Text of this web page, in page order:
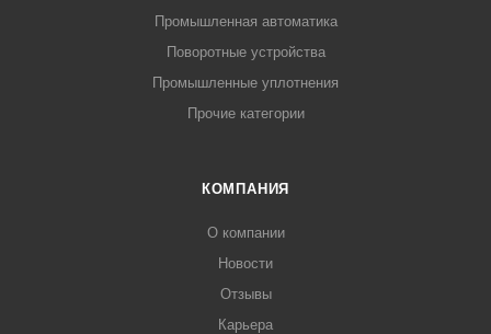
Промышленная автоматика
Поворотные устройства
Промышленные уплотнения
Прочие категории
КОМПАНИЯ
О компании
Новости
Отзывы
Карьера